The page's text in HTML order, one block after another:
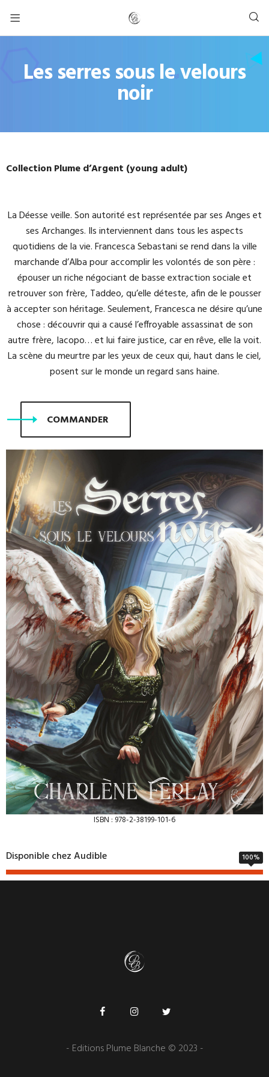
Les serres sous le velours
noir
Collection Plume d’Argent (young adult)
La Déesse veille. Son autorité est représentée par ses Anges et
ses Archanges. Ils interviennent dans tous les aspects
quotidiens de la vie. Francesca Sebastani se rend dans la ville
marchande d’Alba pour accomplir les volontés de son père :
épouser un riche négociant de basse extraction sociale et
retrouver son frère, Taddeo, qu’elle déteste, afin de le pousser
à accepter son héritage. Seulement, Francesca ne désire qu’une
chose : découvrir qui a causé l’effroyable assassinat de son
autre frère, Iacopo… et lui faire justice, car en rêve, elle la voit.
La scène du meurtre par les yeux de ceux qui, haut dans le ciel,
posent sur le monde un regard sans haine.
COMMANDER
ISBN : 978-2-38199-101-6
Disponible chez Audible 100%
- Editions Plume Blanche © 2023 -